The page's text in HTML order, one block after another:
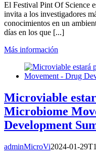
El Festival Pint Of Science
invita a los investigadores
conocimientos en un
días en los que [...]
Más información
Microviable
Microbiome
Development
adminMicroVi2024-01-